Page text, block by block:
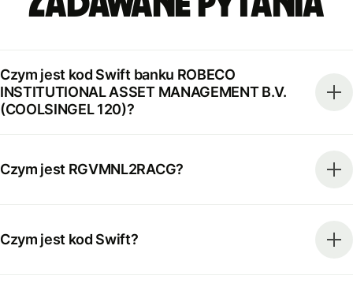
Czym jest kod Swift banku ROBECO
INSTITUTIONAL ASSET MANAGEMENT B.V.
(COOLSINGEL 120)?
Czym jest RGVMNL2RACG?
Czym jest kod Swift?